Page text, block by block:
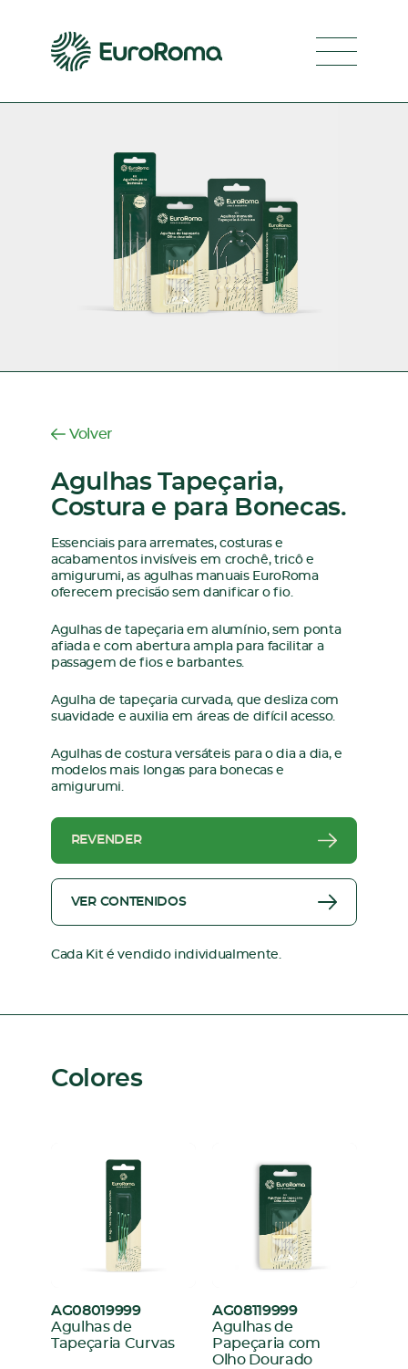
Volver
Agulhas Tapeçaria,
Costura e para Bonecas.
Essenciais para arremates, costuras e
acabamentos invisíveis em crochê, tricô e
amigurumi, as agulhas manuais EuroRoma
oferecem precisão sem danificar o fio.
Agulhas de tapeçaria em alumínio, sem ponta
afiada e com abertura ampla para facilitar a
passagem de fios e barbantes.
Agulha de tapeçaria curvada, que desliza com
suavidade e auxilia em áreas de difícil acesso.
Agulhas de costura versáteis para o dia a dia, e
modelos mais longas para bonecas e
amigurumi.
REVENDER
VER CONTENIDOS
Cada Kit é vendido individualmente.
Colores
AG08019999
:Agulhas de
Tapeçaria Curvas
AG08119999
:Agulhas de
Papeçaria com
Olho Dourado